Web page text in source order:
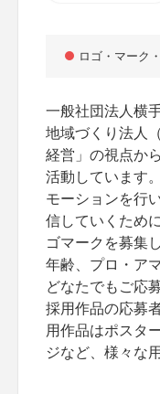
ロゴ・マーク
一般社団法人横
地域づくり法人
経営」の視点か
活動しています
モーションを行
信していくため
ゴマークを募集
年齢、プロ・ア
どなたでもご応
採用作品の応募
用作品はポスタ
ジなど、様々な